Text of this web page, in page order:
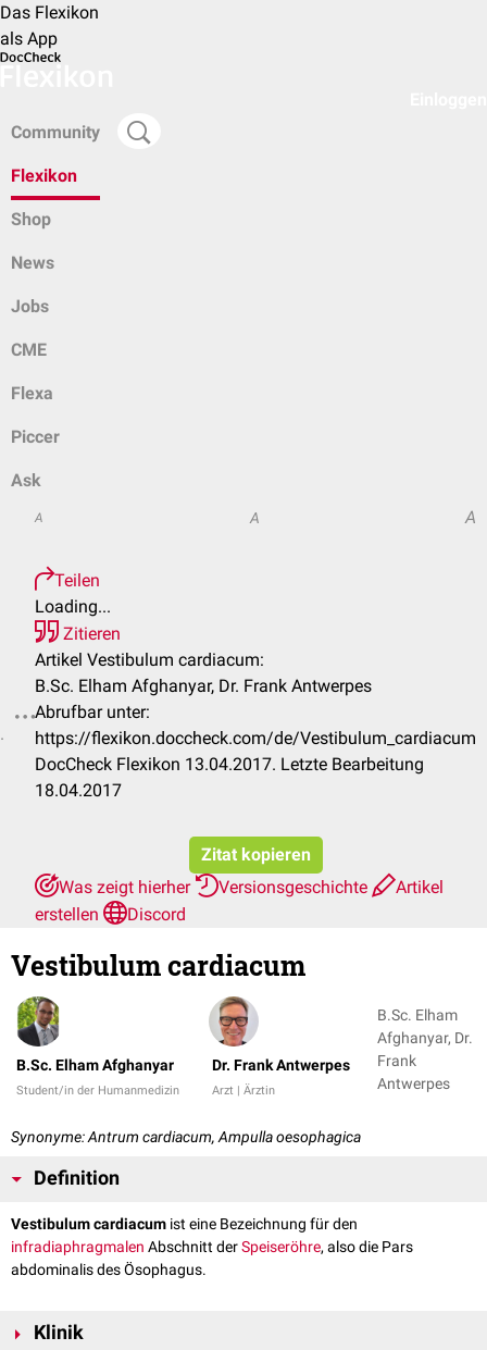
Das Flexikon
als App
Community
Flexikon
Shop
News
Jobs
CME
Flexa
Piccer
Ask
A A A
Teilen
Loading...
Zitieren
Artikel Vestibulum cardiacum:
B.Sc. Elham Afghanyar, Dr. Frank Antwerpes
Abrufbar unter:
https://flexikon.doccheck.com/de/Vestibulum_cardiacum
DocCheck Flexikon 13.04.2017. Letzte Bearbeitung
18.04.2017
Zitat kopieren
Was zeigt hierher
Versionsgeschichte
Artikel
erstellen
Discord
Vestibulum cardiacum
B.Sc. Elham Afghanyar
Student/in der Humanmedizin
Dr. Frank Antwerpes
Arzt | Ärztin
B.Sc. Elham
Afghanyar, Dr.
Frank
Antwerpes
Synonyme: Antrum cardiacum, Ampulla oesophagica
Definition
Vestibulum cardiacum ist eine Bezeichnung für den
infradiaphragmalen Abschnitt derSpeiseröhre, also die Pars
abdominalis des Ösophagus.
Klinik